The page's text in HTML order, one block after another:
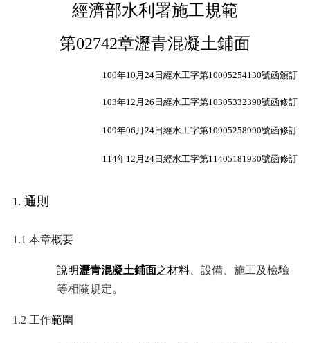
案
告
覽
經濟部水利署施工規範
第02742章瀝青混凝土鋪面
100年10 月 24 日經水工字第10005254130號函頒訂
103年12 月 26 日經水工字第10305332390號函修訂
109年06 月24日經水工字第10905258990號函修訂
114年12月24日經水工字第11405181930號函修訂
1. 通則
1.1 本章概要
說明瀝青混凝土鋪面之材料、設備、施工及檢驗
等相關規定。
1.2 工作範圍